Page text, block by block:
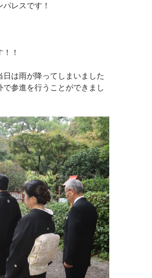
レスです！
！
は雨が降ってしまいました
参進を行うことができまし